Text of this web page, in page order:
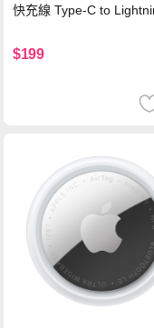
快充線 Type-C to
$199